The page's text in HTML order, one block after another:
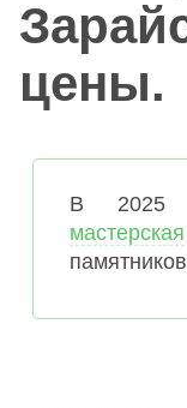
цены.
В 2025
мастерская